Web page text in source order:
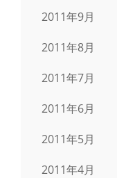
2011年9月
2011年8月
2011年7月
2011年6月
2011年5月
2011年4月